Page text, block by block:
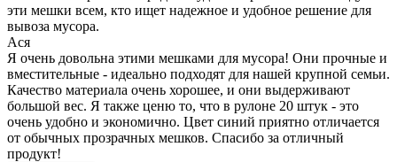
эти мешки всем, кто ищет надежное и удобное решение для
вывоза мусора.
Ася
Я очень довольна этими мешками для мусора! Они прочные и
вместительные - идеально подходят для нашей крупной семьи.
Качество материала очень хорошее, и они выдерживают
большой вес. Я также ценю то, что в рулоне 20 штук - это
очень удобно и экономично. Цвет синий приятно отличается
от обычных прозрачных мешков. Спасибо за отличный
продукт!